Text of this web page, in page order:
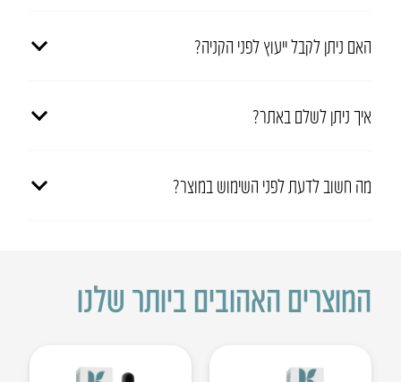
האם ניתן לקבל ייעוץ לפני הקניה?
איך ניתן לשלם באתר?
מה חשוב לדעת לפני השימוש במוצר?
המוצרים האהובים ביותר שלנו